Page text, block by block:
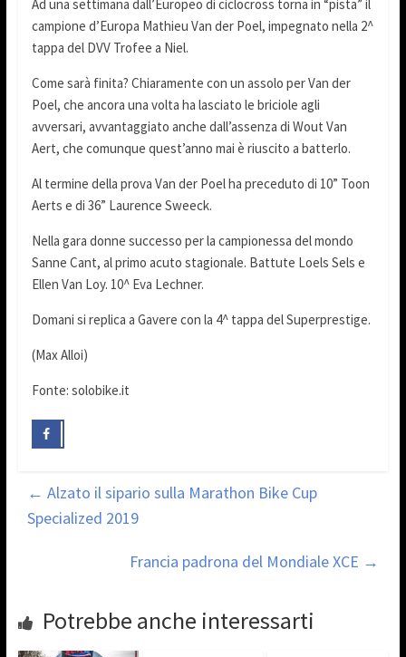
Ad una settimana dall’Europeo di ciclocross torna in “pista” il
campione d’Europa Mathieu Van der Poel, impegnato nella 2^
tappa del DVV Trofee a Niel.
Come sarà finita? Chiaramente con un assolo per Van der
Poel, che ancora una volta ha lasciato le briciole agli
avversari, avvantaggiato anche dall’assenza di Wout Van
Aert, che comunque quest’anno mai è riuscito a batterlo.
Al termine della prova Van der Poel ha preceduto di 10” Toon
Aerts e di 36” Laurence Sweeck.
Nella gara donne successo per la campionessa del mondo
Sanne Cant, al primo acuto stagionale. Battute Loels Sels e
Ellen Van Loy. 10^ Eva Lechner.
Domani si replica a Gavere con la 4^ tappa del Superprestige.
(Max Alloi)
Fonte: solobike.it
← Alzato il sipario sulla Marathon Bike Cup
Specialized 2019
Francia padrona del Mondiale XCE →
Potrebbe anche interessarti